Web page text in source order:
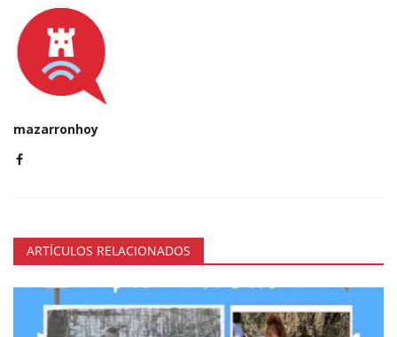
mazarronhoy
ARTÍCULOS RELACIONADOS